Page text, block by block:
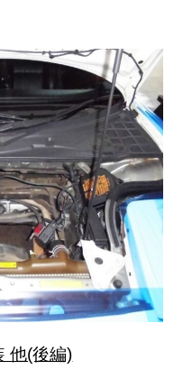
他(後編)